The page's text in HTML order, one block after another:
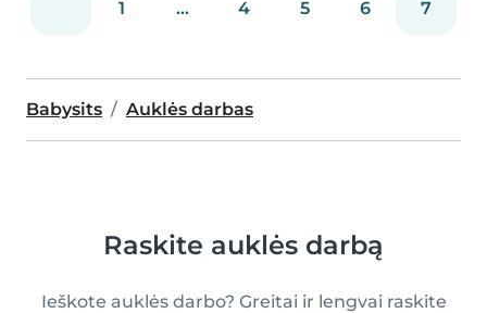
1 ... 4 5 6 7
Babysits Auklės darbas
Raskite auklės darbą
Ieškote auklės darbo? Greitai ir lengvai raskite